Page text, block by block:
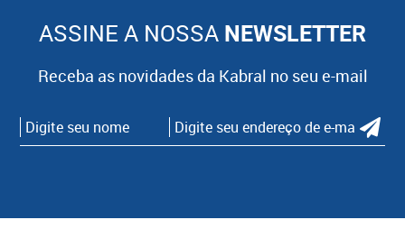
ASSINE A NOSSA NEWSLETTER
Receba as novidades da Kabral no seu e-mail